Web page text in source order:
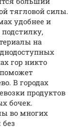
тягловой силы.
удобнее и
на
гор никто
В городах
продуктов
бочек.
во многих